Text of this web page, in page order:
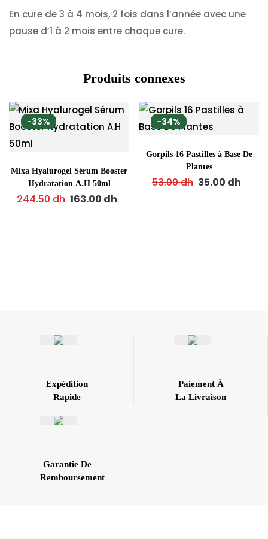
En cure de 3 à 4 mois, 2 fois dans l’année avec une
pause d’1 à 2 mois entre chaque cure.
Produits connexes
-33%
Mixa Hyalurogel Sérum Booster
Hydratation A.H 50ml
244.50dh 163.00 dh
-34%
Gorpils 16 Pastilles à Base De
Plantes
53.00dh 35.00 dh
Paiement À
La Livraison
Expédition
Rapide
Garantie De
Remboursement